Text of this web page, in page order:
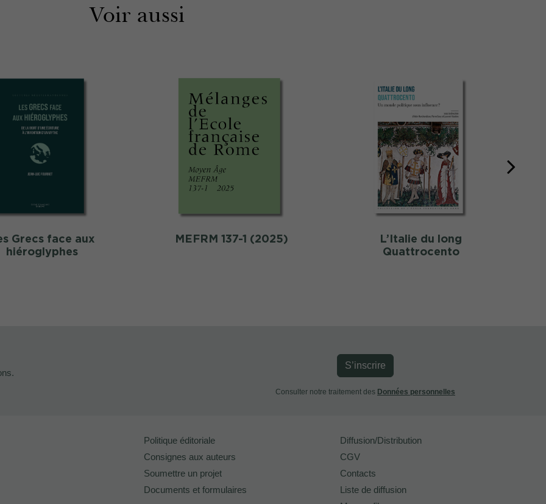
Voir aussi
Grecs face aux
hiéroglyphes
MEFRM 137-1 (2025)
L’Italie du long
Quattrocento
S’inscrire
Consulter notre traitement des Données personnelles
Politique éditoriale
Consignes aux auteurs
Soumettre un projet
Documents et formulaires
Diffusion/Distribution
CGV
Contacts
Liste de diffusion